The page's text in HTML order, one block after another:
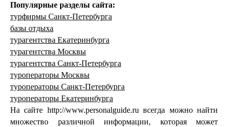
Популярные разделы сайта:
турфирмы Санкт-Петербурга
базы отдыха
турагентства Екатеринбурга
турагентства Москвы
турагентства Санкт-Петербурга
туроператоры Москвы
туроператоры Санкт-Петербурга
туроператоры Екатеринбурга
На сайте http://www.personalguide.ru всегда можно найти
множество различной информации, которая может